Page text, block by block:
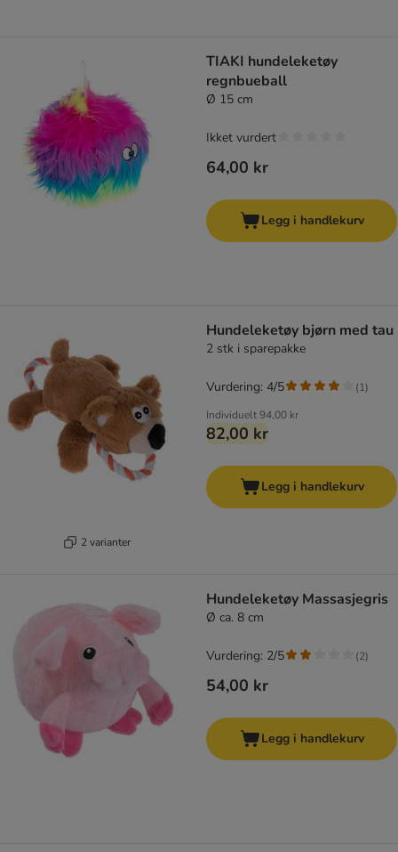
TIAKI hundeleketøy
regnbueball
Ø 15 cm
64,00 kr
Ikket vurdert
Legg i handlekurv
2 varianter
Hundeleketøy bjørn med tau
2 stk i sparepakke
Individuelt94,00 kr
82,00 kr
Vurdering: 4/5 (1)
Legg i handlekurv
Hundeleketøy Massasjegris
Ø ca. 8 cm
54,00 kr
Vurdering: 2/5 (2)
Legg i handlekurv